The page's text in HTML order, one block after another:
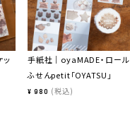
ッ
手紙社｜oyaMADE・ロール
ふせんpetit「OYATSU」
¥ 980 税込